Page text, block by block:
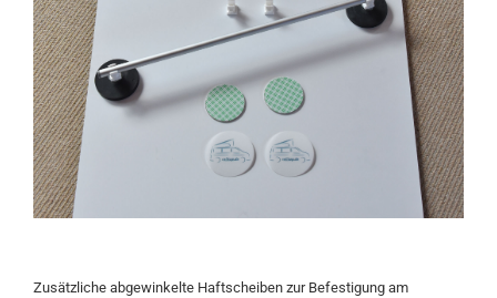
Zusätzliche abgewinkelte Haftscheiben zur Befestigung am